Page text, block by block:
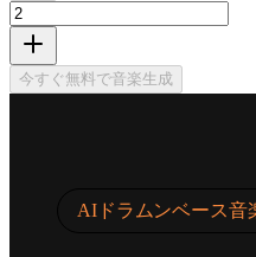
今すぐ無料で音楽生成
AIドラムンベース音